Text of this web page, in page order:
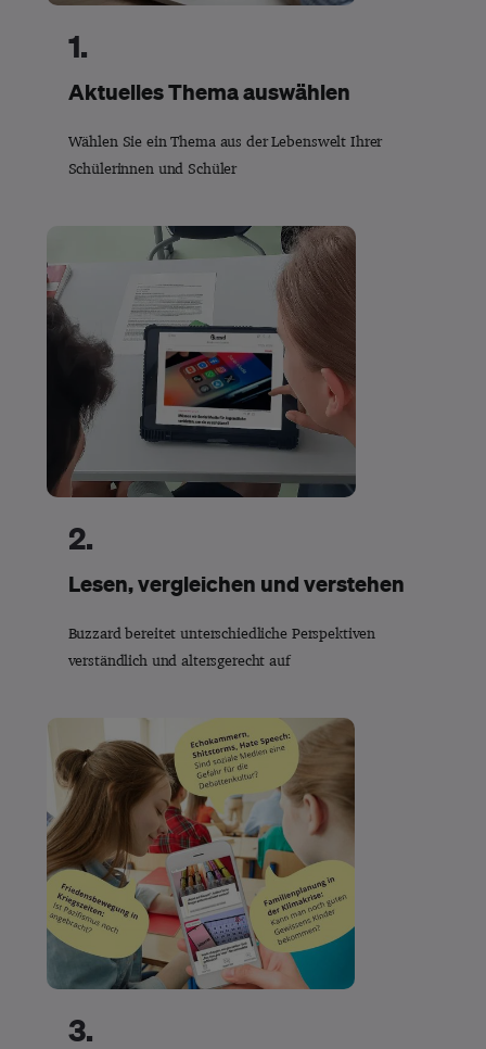
1.
Aktuelles Thema auswählen
Wählen Sie ein Thema aus der Lebenswelt Ihrer
Schülerinnen und Schüler
2.
Lesen, vergleichen und verstehen
Buzzard bereitet unterschiedliche Perspektiven
verständlich und altersgerecht auf
3.